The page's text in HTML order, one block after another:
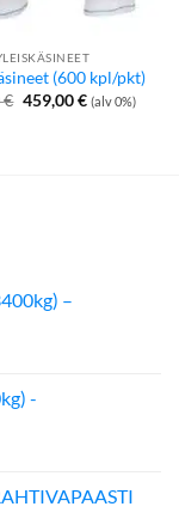
(600 kpl/pkt)
€ Alkuperäinen
hinta
459,00€Nykyinen
hinta
(alv 0%)
–
-